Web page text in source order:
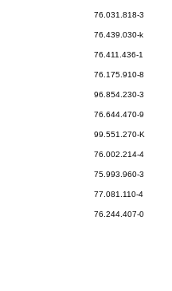
76.031.818-3
76.439.030-k
76.411.436-1
76.175.910-8
96.854.230-3
76.644.470-9
99.551.270-K
76.002.214-4
75.993.960-3
77.081.110-4
76.244.407-0